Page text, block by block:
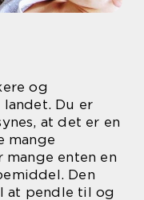
og
Du er
at det er en
mange
enten en
Den
at pendle til og